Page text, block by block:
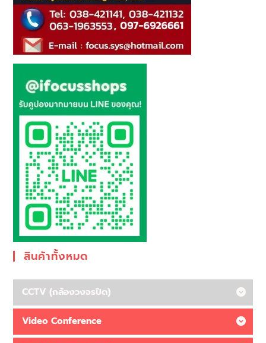
สินค้าทั้งหมด
CCTV (กล้องวงจรปิด)
Video Conference